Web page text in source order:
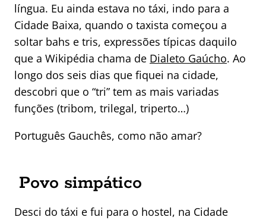
língua. Eu ainda estava no táxi, indo para a
Cidade Baixa, quando o taxista começou a
soltar bahs e tris, expressões típicas daquilo
que a Wikipédia chama de Dialeto Gaúcho. Ao
longo dos seis dias que fiquei na cidade,
descobri que o “tri” tem as mais variadas
funções (tribom, trilegal, triperto…)
Português Gauchês, como não amar?
Povo simpático
Desci do táxi e fui para o hostel, na Cidade